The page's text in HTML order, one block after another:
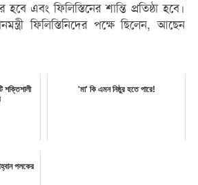
হবে এবং ফিলিস্তিনের শান্তি প্রতিষ্ঠা হবে।
ফিলিস্তিনিদের পক্ষে ছিলেন, আছেন
শক্তিশালী
'মা' কি এমন নিষ্ঠুর হতে পারে!
পলকের